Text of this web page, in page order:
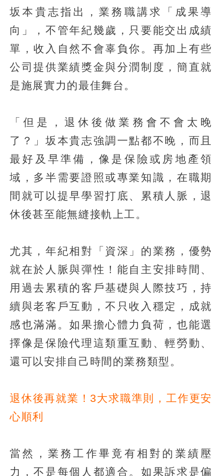
坂本貴志指出，業務職講求「成果導
向」，不管年紀幾歲，只要能交出成績
單，收入自然不會辜負你。再加上有些
公司提供業績獎金與分潤制度，簡直就
是施展實力的最佳舞台。
「但是，退休後做業務會不會太晚
了？」坂本貴志強調一點都不晚，而且
最好及早準備，像是保險或房地產領
域，多半需要證照或專業知識，在職期
間就可以提早學習打底、累積人脈，退
休後甚至能無縫接軌上工。
尤其，年紀相對「資深」的業務，優勢
就在於人脈與彈性！能自主安排時間、
用過去累積的客戶基礎與人際技巧，持
續與老客戶互動，不只收入穩定，成就
感也滿滿。如果擔心體力負荷，也能選
擇像是保險代理這類重互動、輕勞動、
還可以安排自己時間的業務類型。
退休後再就業！3大求職準則，工作更安
心順利
當然，業務工作畢竟有相對的業績壓
力，不是每個人都適合。如果訴求是偏